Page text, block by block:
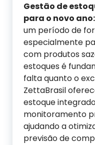
Gestão de
para o novo ano:
um período de
especialmente
com produtos
estoques é
falta quanto o
ZettaBrasil
estoque
monitoramento
ajudando a
previsão de